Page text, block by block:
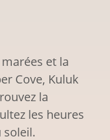
et la
Cove, Kuluk
la
les heures
soleil.